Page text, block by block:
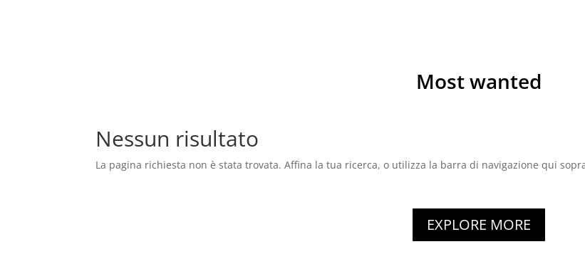
Most wanted
Nessun risultato
La pagina richiesta non è stata trovata. Affina la tua ricerca, o utilizza la barra di navigazione qui
EXPLORE MORE